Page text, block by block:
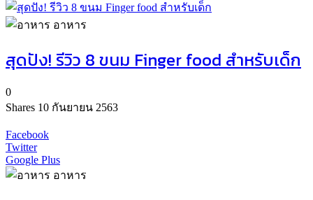
อาหาร
สุดปัง! รีวิว 8 ขนม Finger food สำหรับเด็ก
0
Shares 10 กันยายน 2563
Facebook
Twitter
Google Plus
อาหาร